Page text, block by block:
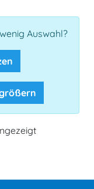
Auswahl?